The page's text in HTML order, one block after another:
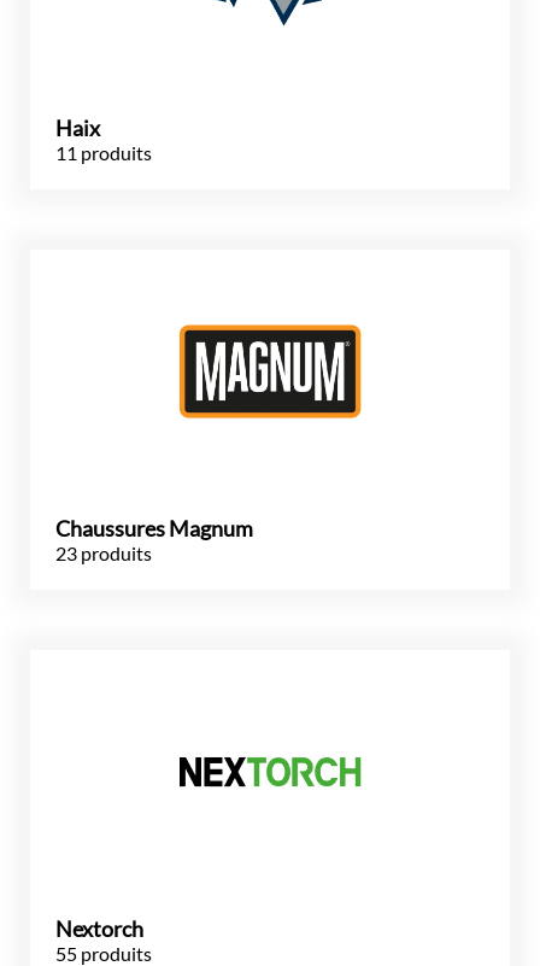
Haix
11 produits
Chaussures Magnum
23 produits
Nextorch
55 produits